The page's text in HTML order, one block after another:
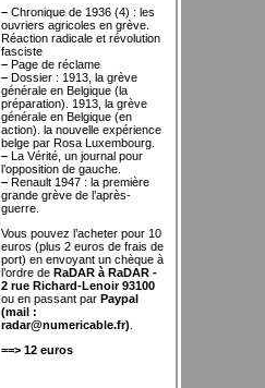
– Chronique de 1936 (4) : les
ouvriers agricoles en grève.
Réaction radicale et révolution
fasciste
– Page de réclame
– Dossier : 1913, la grève
générale en Belgique (la
préparation). 1913, la grève
générale en Belgique (en
action). la nouvelle expérience
belge par Rosa Luxembourg.
– La Vérité, un journal pour
l’opposition de gauche.
– Renault 1947 : la première
grande grève de l’après-
guerre.
Vous pouvez l’acheter pour 10
euros (plus 2 euros de frais de
port) en envoyant un chèque à
l’ordre de RaDAR à RaDAR -
2 rue Richard-Lenoir 93100
ou en passant par Paypal
(mail :
radar@numericable.fr)
==> 12 euros